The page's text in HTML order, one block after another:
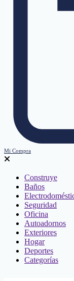
Mi Compra
Construye
Baños
Seguridad
Oficina
Autoadornos
Exteriores
Hogar
Deportes
Categorías